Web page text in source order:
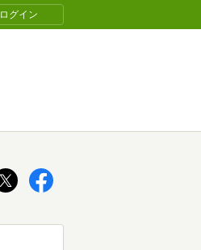
ログイン